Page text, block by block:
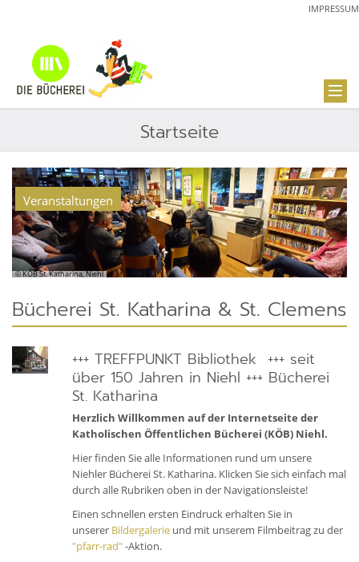
IMPRESSUM
Startseite
Veranstaltungen
© KÖB St. Katharina, Niehl
Bücherei St. Katharina & St. Clemens
+++ TREFFPUNKT Bibliothek +++ seit
über 150 Jahren in Niehl +++ Bücherei
St. Katharina
Herzlich Willkommen auf der Internetseite der
Katholischen Öffentlichen Bücherei (KÖB) Niehl.
Hier finden Sie alle Informationen rund um unsere
Niehler Bücherei St. Katharina. Klicken Sie sich einfach mal
durch alle Rubriken oben in der Navigationsleiste!
Einen schnellen ersten Eindruck erhalten Sie in
unserer Bildergalerieund mit unserem Filmbeitrag zu der
"pfarr-rad"-Aktion.